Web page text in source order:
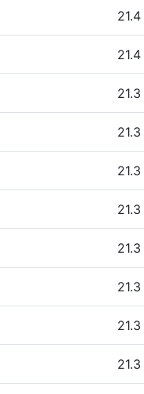
21.4
21.4
21.3
21.3
21.3
21.3
21.3
21.3
21.3
21.3